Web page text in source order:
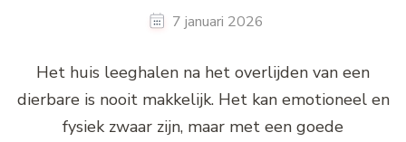
7 januari 2026
Het huis leeghalen na het overlijden van een
dierbare is nooit makkelijk. Het kan emotioneel en
fysiek zwaar zijn, maar met een goede